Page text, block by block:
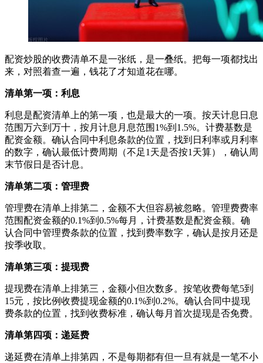
配资炒股的收费清单不是一张纸，是一叠纸。把每一项都找出
来，对照着查一遍，钱花了才知道花在哪。
清单第一项：利息
利息是配资清单上的第一项，也是最大的一项。按天计息日息
范围万六到万十，按月计息月息范围1%到1.5%。计费基数是
配资金额。确认合同中利息条款的位置，找到日利率或月利率
的数字，确认最低计费周期（不足1天是否按1天算），确认周
末节假日是否计息。
清单第二项：管理费
管理费在清单上排第二，金额不大但容易被忽略。管理费费率
范围配资金额的0.1%到0.5%每月，计费基数是配资金额。确
认合同中管理费条款的位置，找到费率数字，确认是按月还是
按季收取。
清单第三项：提现费
提现费在清单上排第三，金额小但次数多。按笔收费每笔5到
15元，按比例收费提现金额的0.1%到0.2%。确认合同中提现
费条款的位置，找到收费标准，确认每月首次提现是否免费。
清单第四项：递延费
递延费在清单上排第四，不是每期都有但一旦有就是一笔不小